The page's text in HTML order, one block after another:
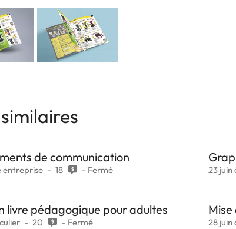
de communication
entreprise 18 Fermé 23 juin
livre pédagogique pour adultes
20 Fermé 28 juin